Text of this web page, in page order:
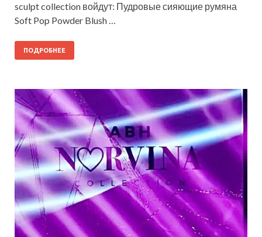
sculpt collection войдут: Пудровые сияющие румяна
Soft Pop Powder Blush …
ПОДРОБНЕЕ